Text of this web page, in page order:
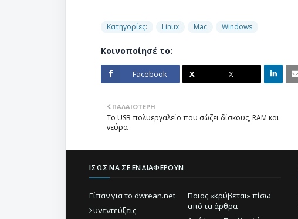
Κατηγορίες: Linux Mac Windows
Κοινοποίησέ το:
Facebook
X
ΠΑΛΑΙΌΤΕΡΗ
Το USB πολυεργαλείο που σώζει δίσκους, RAM και
νεύρα
ΊΣΩΣ ΝΑ ΣΕ ΕΝΔΙΑΦΈΡΟΥΝ
Είπαν για το dwrean.net
Ποιος «κρύβεται» πίσω
από τα άρθρα
Συνεντεύξεις